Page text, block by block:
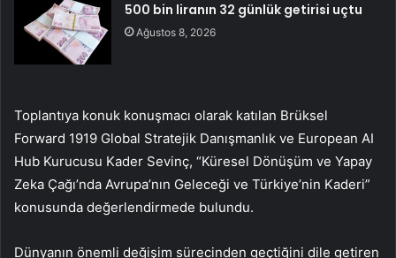
500 bin liranın 32 günlük getirisi uçtu
Ağustos 8, 2026
Toplantıya konuk konuşmacı olarak katılan Brüksel
Forward 1919 Global Stratejik Danışmanlık ve European AI
Hub Kurucusu Kader Sevinç, “Küresel Dönüşüm ve Yapay
Zeka Çağı’nda Avrupa’nın Geleceği ve Türkiye’nin Kaderi”
konusunda değerlendirmede bulundu.
Dünyanın önemli değişim sürecinden geçtiğini dile getiren